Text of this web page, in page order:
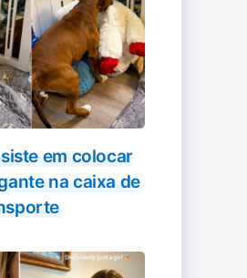
em colocar
na caixa de